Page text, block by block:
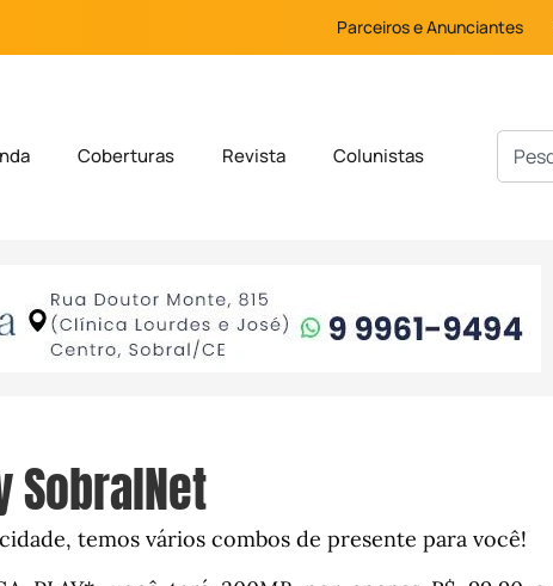
Parceiros e Anunciantes
Coberturas Revista Colunistas
SobralNet
temos vários combos de presente para você!